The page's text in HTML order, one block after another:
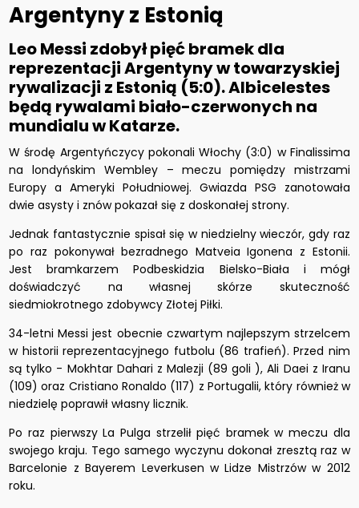
Argentyny z Estonią
Leo Messi zdobył pięć bramek dla
reprezentacji Argentyny w towarzyskiej
rywalizacji z Estonią (5:0). Albicelestes
będą rywalami biało-czerwonych na
mundialu w Katarze.
W środę Argentyńczycy pokonali Włochy (3:0) w Finalissima
na londyńskim Wembley – meczu pomiędzy mistrzami
Europy a Ameryki Południowej. Gwiazda PSG zanotowała
dwie asysty i znów pokazał się z doskonałej strony.
Jednak fantastycznie spisał się w niedzielny wieczór, gdy raz
po raz pokonywał bezradnego Matveia Igonena z Estonii.
Jest bramkarzem Podbeskidzia Bielsko-Biała i mógł
doświadczyć na własnej skórze skuteczność
siedmiokrotnego zdobywcy Złotej Piłki.
34-letni Messi jest obecnie czwartym najlepszym strzelcem
w historii reprezentacyjnego futbolu (86 trafień). Przed nim
są tylko - Mokhtar Dahari z Malezji (89 goli ), Ali Daei z Iranu
(109) oraz Cristiano Ronaldo (117) z Portugalii, który również w
niedzielę poprawił własny licznik.
Po raz pierwszy La Pulga strzelił pięć bramek w meczu dla
swojego kraju. Tego samego wyczynu dokonał zresztą raz w
Barcelonie z Bayerem Leverkusen w Lidze Mistrzów w 2012
roku.